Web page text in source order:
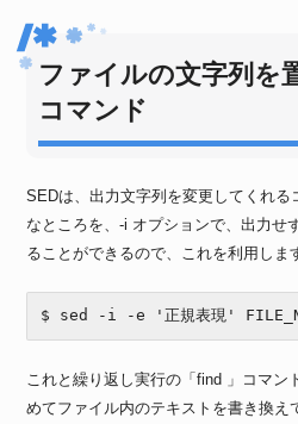
ファイルの文字列を
コマンド
SEDは、出力文字列を変更してくれる
なところを、-i オプションで、出力せ
ることができるので、これを利用しま
$ sed -i -e '正規表現'
これと繰り返し実行の「find 」コマン
めてファイル内のテキストを書き換え